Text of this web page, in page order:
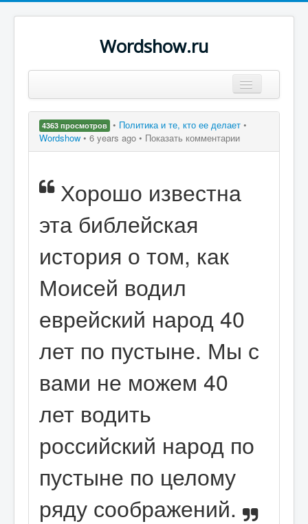
Wordshow.ru
Популярные цитаты
Поиск
4363 просмотров • Политика и те, кто ее делает •
Wordshow • 6 years ago • Показать комментарии
Хорошо известна
эта библейская
история о том, как
Моисей водил
еврейский народ 40
лет по пустыне. Мы с
вами не можем 40
лет водить
российский народ по
пустыне по целому
ряду соображений.